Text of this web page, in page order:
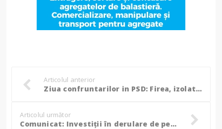
Articolul anterior
Ziua confruntarilor in PSD: Firea, izolata in partid, Dragnea anunta o avalansa de decizii pe justitie, economie si siguranta nationala
Articolul următor
Comunicat: Investiții în derulare de peste 2 milioane de euro în modernizarea comunei Lunca